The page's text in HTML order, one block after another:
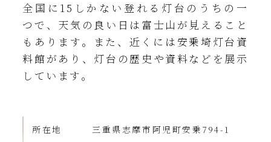
全国に15しかない登れる灯台のうちの一
つで、天気の良い日は富士山が見えること
もあります。また、近くには安乗埼灯台資
料館があり、灯台の歴史や資料などを展示
しています。
所在地 三重県志摩市阿児町安乗794-1